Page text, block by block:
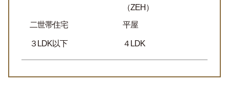
（ZEH）
二世帯住宅
平屋
３LDK以下 ４LDK